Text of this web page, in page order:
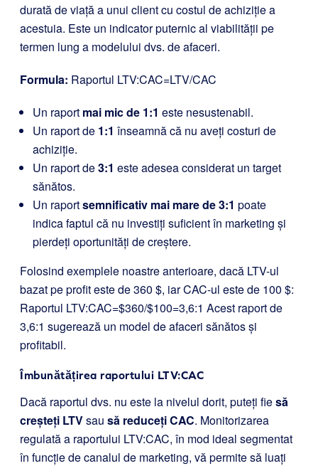
durată de viață a unui client cu costul de achiziție a
acestuia. Este un indicator puternic al viabilității pe
termen lung a modelului dvs. de afaceri.
Formula: Raportul LTV:CAC=LTV/CAC
Un raport mai mic de 1:1 este nesustenabil.
Un raport de 1:1 înseamnă că nu aveți costuri de
achiziție.
Un raport de3:1 este adesea considerat un target
sănătos.
Un raportsemnificativ mai mare de 3:1 poate
indica faptul că nu investiți suficient în marketing și
pierdeți oportunități de creștere.
Folosind exemplele noastre anterioare, dacă LTV-ul
bazat pe profit este de 360 $, iar CAC-ul este de 100 $:
Raportul LTV:CAC=$360/$100=3,6:1 Acest raport de
3,6:1 sugerează un model de afaceri sănătos și
profitabil.
Îmbunătățirea raportului LTV:CAC
Dacă raportul dvs. nu este la nivelul dorit, puteți fiesă
creșteți LTVsau să reduceți CAC. Monitorizarea
regulată a raportului LTV:CAC, în mod ideal segmentat
în funcție de canalul de marketing, vă permite să luați